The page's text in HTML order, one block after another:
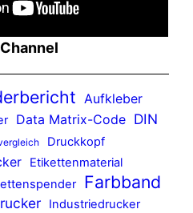
Aufkleber
Data Matrix-Code DIN
Druckkopf
Etikettenmaterial
Farbband
Industriedrucker